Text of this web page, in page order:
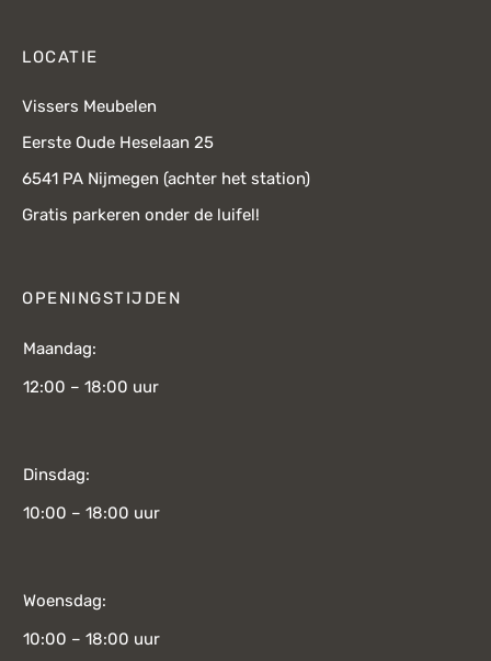
LOCATIE
Vissers Meubelen
Eerste Oude Heselaan 25
6541 PA Nijmegen (achter het station)
Gratis parkeren onder de luifel!
OPENINGSTIJDEN
Maandag:
12:00 – 18:00 uur
Dinsdag:
10:00 – 18:00 uur
Woensdag:
10:00 – 18:00 uur